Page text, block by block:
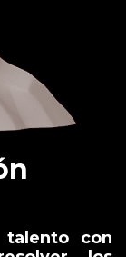
talento con